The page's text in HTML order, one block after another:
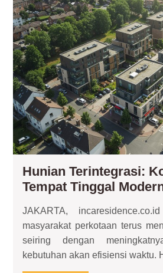
Hunian Terintegrasi:
Tempat Tinggal
JAKARTA,
masyarakat perkotaan terus
seiring dengan
kebutuhan akan efisiensi waktu.